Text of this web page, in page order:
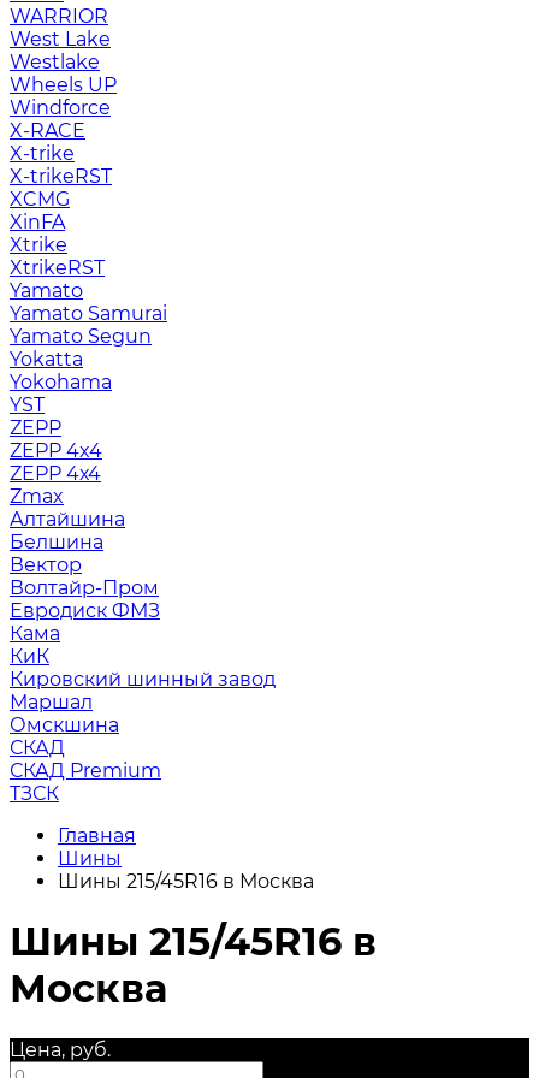
WARRIOR
West Lake
Westlake
Wheels UP
Windforce
X-RACE
X-trike
X-trikeRST
XCMG
XinFA
Xtrike
XtrikeRST
Yamato
Yamato Samurai
Yamato Segun
Yokatta
Yokohama
YST
ZEPP
ZEPP 4x4
ZEPP 4х4
Zmax
Алтайшина
Белшина
Вектор
Волтайр-Пром
Евродиск ФМЗ
Кама
КиК
Кировский шинный завод
Маршал
Омскшина
СКАД
СКАД Premium
ТЗСК
Главная
Шины
Шины 215/45R16 в Москва
Шины 215/45R16 в
Москва
Цена, руб.